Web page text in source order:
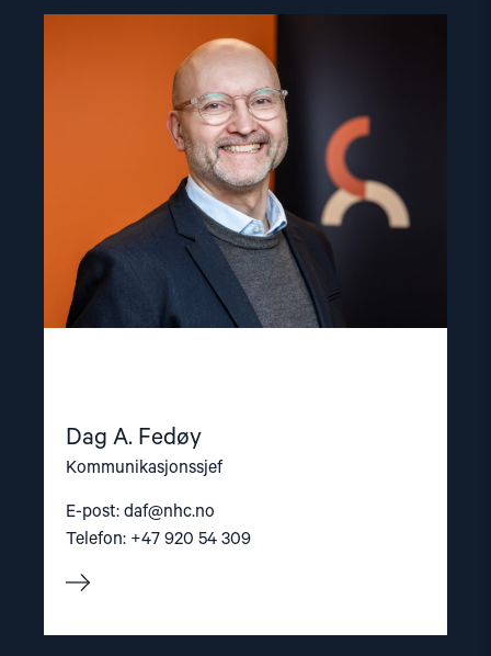
Dag A. Fedøy
Kommunikasjonssjef
E-post: daf@nhc.no
Telefon: +47 920 54 309
article
"Dag
Fedøy"